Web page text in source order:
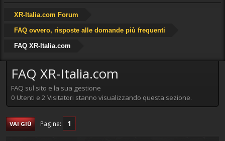
XR-Italia.com Forum
FAQ ovvero, risposte alle domande più frequenti
FAQ XR-Italia.com
FAQ XR-Italia.com
FAQ sul sito e la sua gestione
0 Utenti e 2 Visitatori stanno visualizzando questa sezione.
VAI GIÙ Pagine 1